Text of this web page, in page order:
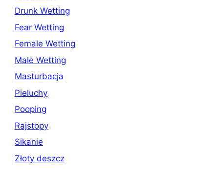
Drunk Wetting
Fear Wetting
Female Wetting
Male Wetting
Masturbacja
Pieluchy
Pooping
Rajstopy
Sikanie
Złoty deszcz